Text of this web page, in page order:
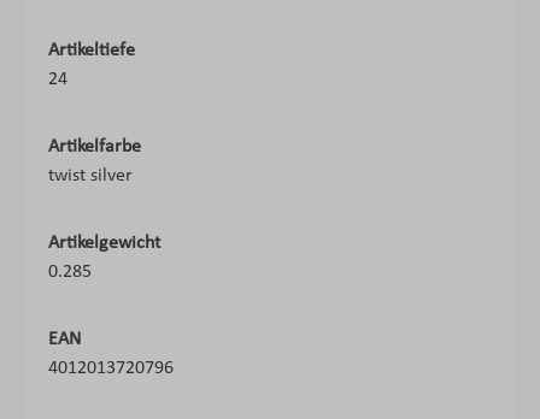
Artikeltiefe
24
Artikelfarbe
twist silver
Artikelgewicht
0.285
EAN
4012013720796